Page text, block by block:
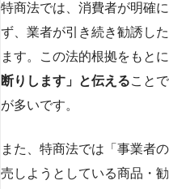
特商法では、消費者が明確
ず、業者が引き続き勧誘し
ます。この法的根拠をもとに
断りします」と伝えること
が多いです​​。
また、特商法では「事業者
売しようとしている商品・